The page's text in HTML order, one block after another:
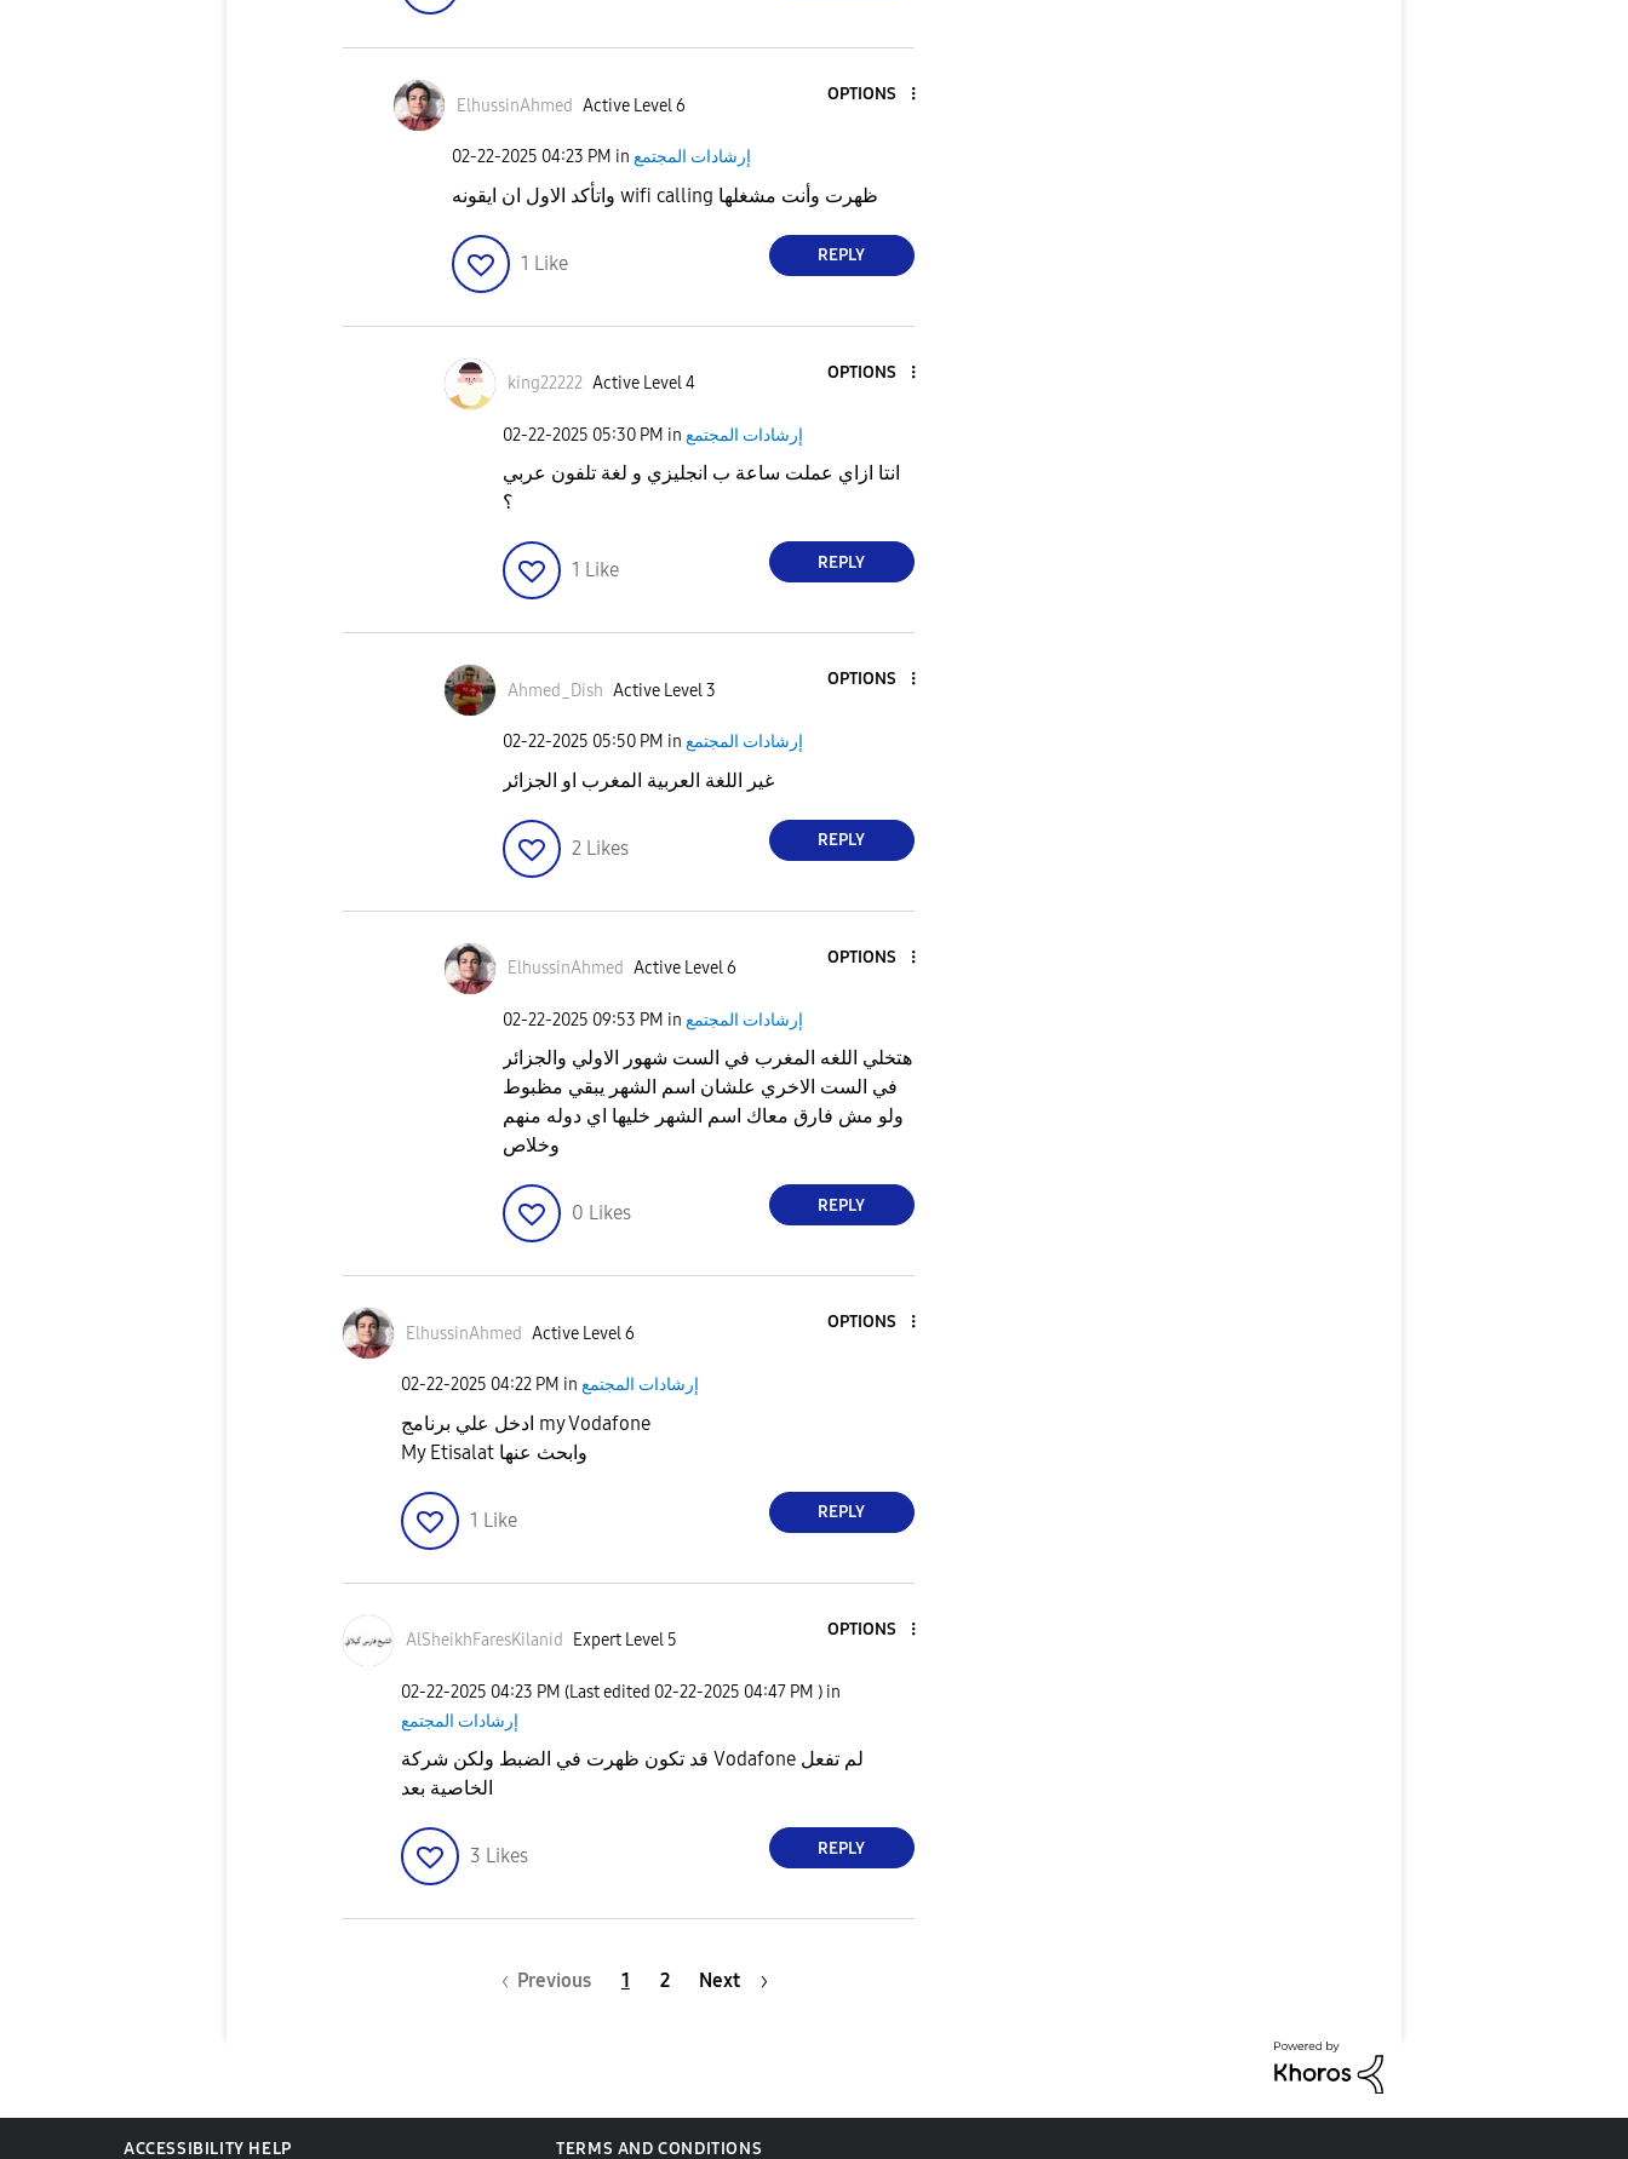
ElhussinAhmed Active Level 6
OPTIONS
‎02-22-2025 04:23 PM in إرشادات المجتمع
واتأكد الاول ان ايقونه wifi calling ظهرت وأنت مشغلها
1 Like REPLY
king22222 Active Level 4
OPTIONS
‎02-22-2025 05:30 PM in إرشادات المجتمع
انتا ازاي عملت ساعة ب انجليزي و لغة تلفون عربي
؟
1 Like REPLY
Ahmed_Dish Active Level 3
OPTIONS
‎02-22-2025 05:50 PM in إرشادات المجتمع
غير اللغة العربية المغرب او الجزائر
2 Likes REPLY
ElhussinAhmed Active Level 6
OPTIONS
‎02-22-2025 09:53 PM in إرشادات المجتمع
هتخلي اللغه المغرب في الست شهور الاولي والجزائر
في الست الاخري علشان اسم الشهر يبقي مظبوط
ولو مش فارق معاك اسم الشهر خليها اي دوله منهم
وخلاص
0 Likes REPLY
ElhussinAhmed Active Level 6
OPTIONS
‎02-22-2025 04:22 PM in إرشادات المجتمع
ادخل علي برنامج my Vodafone
My Etisalat وابحث عنها
1 Like REPLY
AlSheikhFaresKilanid Expert Level 5
OPTIONS
‎02-22-2025 04:23 PM (Last edited ‎02-22-2025 04:47 PM ) in
إرشادات المجتمع
قد تكون ظهرت في الضبط ولكن شركة Vodafone لم تفعل
الخاصية بعد
3 Likes REPLY
Previous 1 2 Next
ACCESSIBILITY HELP
TERMS AND CONDITIONS